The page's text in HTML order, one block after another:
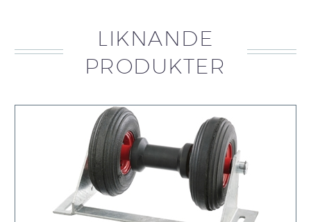
LIKNANDE
PRODUKTER